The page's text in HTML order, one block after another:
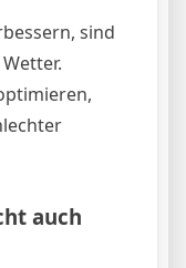
sind
auch